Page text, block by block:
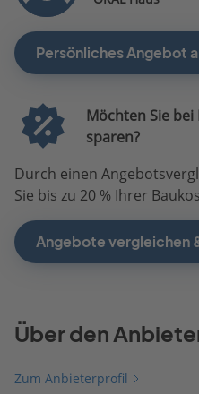
Persönliches Angebot
Möchten Sie
sparen?
Durch einen
Sie bis zu 20 % Ihrer
Angebote vergleichen
Über den
Zum Anbieterprofil